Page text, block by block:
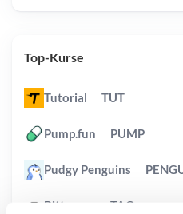
Top-Kurse
Tutorial TUT
Pump.fun PUMP
Pudgy Penguins
Bittensor TAO